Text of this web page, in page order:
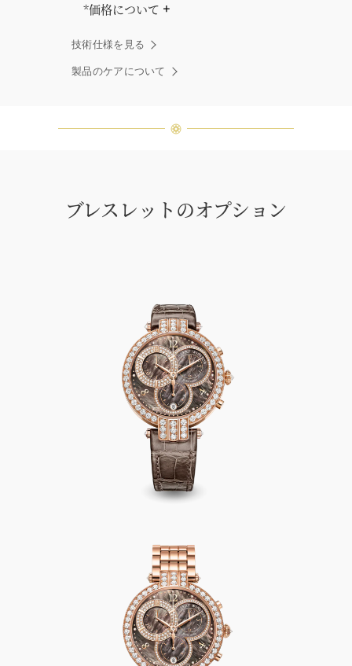
*価格について
ありません」創始者ハリー・ウィン
ストンはそう語りました。ハリー・
ウィンストンによって厳選された最
の個性を有する天然の素材であるた
でお問合せ下さい。
技術仕様を見る
製品のケアについて
ブレスレットのオプション